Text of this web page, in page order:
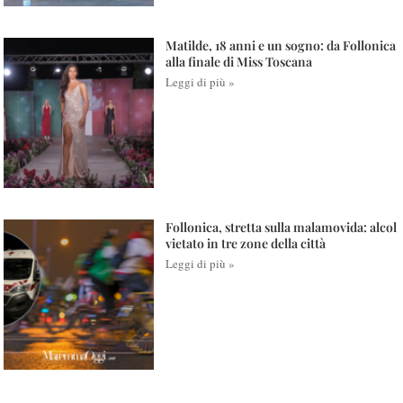
Matilde, 18 anni e un sogno: da Follonica
alla finale di Miss Toscana
Leggi di più »
Follonica, stretta sulla malamovida: alcol
vietato in tre zone della città
Leggi di più »